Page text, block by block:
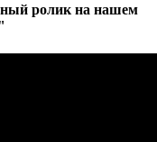
ролик на нашем